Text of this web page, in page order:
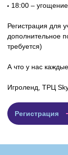
18:00 –
Регистрация для
дополнительное
требуется)
А что у нас
Игроленд, ТРЦ
Регистрация